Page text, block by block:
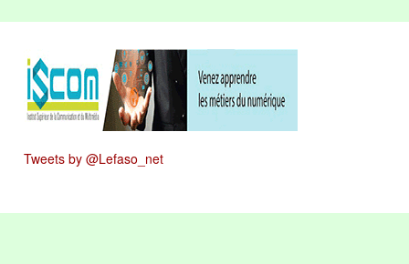
Tweets by @Lefaso_net